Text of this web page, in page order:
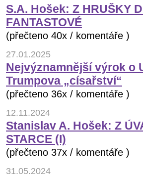
S.A. Hošek: Z HRUŠKY
FANTASTOVÉ
(přečteno 40x / komentáře )
27.01.2025
Nejvýznamnější výrok o
Trumpova „císařství“
(přečteno 36x / komentáře )
12.11.2024
Stanislav A. Hošek: Z
STARCE (I)
(přečteno 37x / komentáře )
31.05.2024